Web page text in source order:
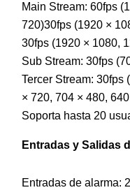
Main Stream: 60fps
720)30fps (1920 ×
30fps (1920 × 1080,
Sub Stream: 30fps
Tercer Stream: 30fps
× 720, 704 × 480,
Soporta hasta 20
Entradas y Salidas
Entradas de alarma: